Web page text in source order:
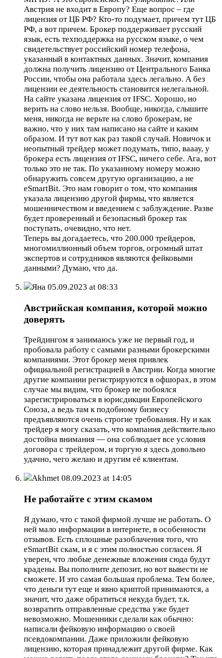
Австрия не входит в Европу? Еще вопрос – где
лицензия от ЦБ РФ? Кто-то подумает, причем тут ЦБ
РФ, а вот причем. Брокер поддерживает русский
язык, есть техподдержка на русском языке, о чем
свидетельствует российский номер телефона,
указанный в контактных данных. Значит, компания
должна получить лицензию от Центрального Банка
России, чтобы она работала здесь легально. А без
лицензии ее деятельность становится нелегальной.
На сайте указана лицензия от IFSC. Хорошо, но
верить на слово нельзя. Вообще, никогда, слышите
меня, никогда не верьте на слово брокерам, не
важно, что у них там написано на сайте и каким
образом. И тут вот как раз такой случай. Новичок и
неопытный трейдер может подумать, типо, вааау, у
брокера есть лицензия от IFSC, ничего себе. Ага, вот
только это не так. По указанному номеру можно
обнаружить совсем другую организацию, а не
eSmartBit. Это нам говорит о том, что компания
указала лицензию другой фирмы, что является
мошенничеством и введением с заблуждение. Разве
будет проверенный и безопасный брокер так
поступать, очевидно, что нет.
Теперь вы догадаетесь, что 200.000 трейдеров,
многомиллионный объем торгов, огромный штат
экспертов и сотрудников являются фейковыми
данными? Думаю, что да.
Яна 05.09.2023 at 08:33
Австрийская компания, которой можно
доверять
Трейдингом я занимаюсь уже не первый год, и
пробовала работу с самыми разными брокерскими
компаниями. Этот брокер меня привлек
официальной регистрацией в Австрии. Когда многие
другие компании регистрируются в офшорах, в этом
случае мы видим, что брокер не побоялся
зарегистрироваться в юрисдикции Европейского
Союза, а ведь там к подобному бизнесу
предъявляются очень строгие требования. Ну и как
трейдер я могу сказать, что компания действительно
достойна внимания — она соблюдает все условия
договора с трейдером, и торгую я здесь довольно
удачно, чего желаю и другим её клиентам.
Akhmet 08.09.2023 at 14:05
Не работайте с этим скамом
Я думаю, что с такой фирмой лучше не работать. О
ней мало информации в интернете, в особенности
отзывов. Есть сплошные разоблачения того, что
eSmartBit скам, и я с этим полностью согласен. Я
уверен, что любые денежные вложения сюда будут
крадены. Вы пополните депозит, но вот вывести не
сможете. И это самая большая проблема. Тем более,
что деньги тут еще и явно криптой принимаются, а
значит, что даже обратиться некуда будет, т.к.
возвратить отправленные средства уже будет
невозможно. Мошенники сделали как обычно:
написали фейковую информацию о своей
псевдокомпании. Даже приложили фейковую
лицензию, которая принадлежит другой фирме. Как